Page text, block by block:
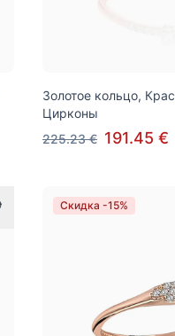
Золотое кольцо,
Цирконы
225.23 € 191.45 €
Скидка -15%